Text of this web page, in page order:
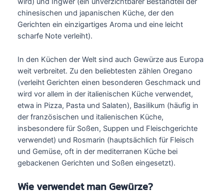
chinesischen und japanischen Küche, der den
Gerichten ein einzigartiges Aroma und eine leicht
scharfe Note verleiht).
In den Küchen der Welt sind auch Gewürze aus Europa
weit verbreitet. Zu den beliebtesten zählen Oregano
(verleiht Gerichten einen besonderen Geschmack und
wird vor allem in der italienischen Küche verwendet,
etwa in Pizza, Pasta und Salaten), Basilikum (häufig in
der französischen und italienischen Küche,
insbesondere für Soßen, Suppen und Fleischgerichte
verwendet) und Rosmarin (hauptsächlich für Fleisch
und Gemüse, oft in der mediterranen Küche bei
gebackenen Gerichten und Soßen eingesetzt).
Wie verwendet man Gewürze?